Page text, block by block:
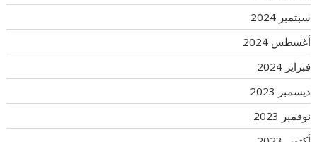
سبتمبر 2024
أغسطس 2024
فبراير 2024
ديسمبر 2023
نوفمبر 2023